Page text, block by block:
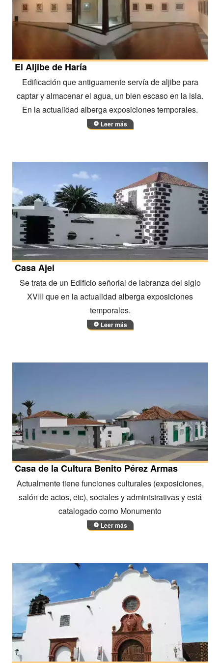
El Aljibe de Haría
Edificación que antiguamente servía de aljibe para
captar y almacenar el agua, un bien escaso en la isla.
En la actualidad alberga exposiciones temporales.
Leer más
Casa Ajei
Se trata de un Edificio señorial de labranza del siglo
XVIII que en la actualidad alberga exposiciones
temporales.
Leer más
Casa de la Cultura Benito Pérez Armas
Actualmente tiene funciones culturales (exposiciones,
salón de actos, etc), sociales y administrativas y está
catalogado como Monumento
Leer más